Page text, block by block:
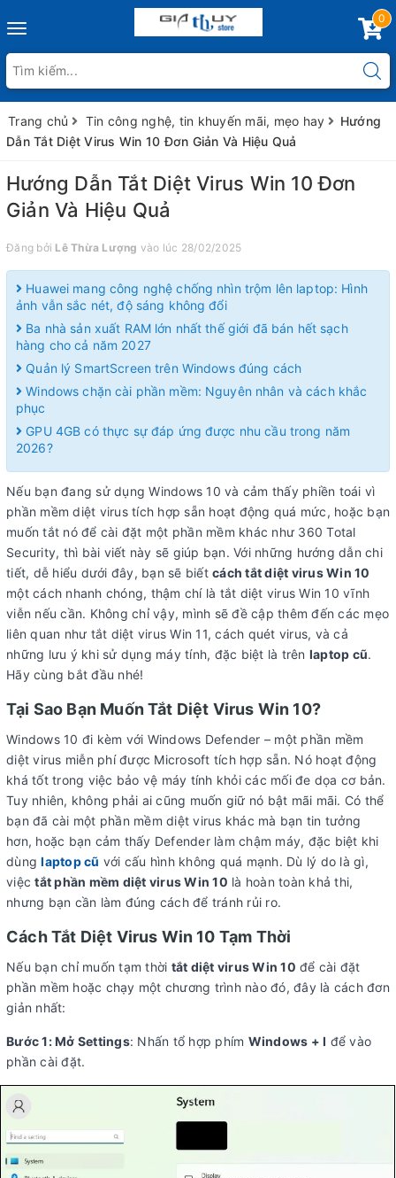
Toggle
0
Trang chủ Tin công nghệ, tin khuyến mãi, mẹo hay
Hướng
Dẫn Tắt Diệt Virus Win 10 Đơn Giản Và Hiệu Quả
Hướng Dẫn Tắt Diệt Virus Win 10 Đơn
Giản Và Hiệu Quả
Đăng bởi Lê Thừa Lượng vào lúc 28/02/2025
Huawei mang công nghệ chống nhìn trộm lên laptop: Hình
ảnh vẫn sắc nét, độ sáng không đổi
Ba nhà sản xuất RAM lớn nhất thế giới đã bán hết sạch
hàng cho cả năm 2027
Quản lý SmartScreen trên Windows đúng cách
Windows chặn cài phần mềm: Nguyên nhân và cách khắc
phục
GPU 4GB có thực sự đáp ứng được nhu cầu trong năm
2026?
Nếu bạn đang sử dụng Windows 10 và cảm thấy phiền toái vì
phần mềm diệt virus tích hợp sẵn hoạt động quá mức, hoặc bạn
muốn tắt nó để cài đặt một phần mềm khác như 360 Total
Security, thì bài viết này sẽ giúp bạn. Với những hướng dẫn chi
tiết, dễ hiểu dưới đây, bạn sẽ biết cách tắt diệt virus Win 10
một cách nhanh chóng, thậm chí là tắt diệt virus Win 10 vĩnh
viễn nếu cần. Không chỉ vậy, mình sẽ đề cập thêm đến các mẹo
liên quan như tắt diệt virus Win 11, cách quét virus, và cả
những lưu ý khi sử dụng máy tính, đặc biệt là trên laptop cũ.
Hãy cùng bắt đầu nhé!
Tại Sao Bạn Muốn Tắt Diệt Virus Win 10?
Windows 10 đi kèm với Windows Defender – một phần mềm
diệt virus miễn phí được Microsoft tích hợp sẵn. Nó hoạt động
khá tốt trong việc bảo vệ máy tính khỏi các mối đe dọa cơ bản.
Tuy nhiên, không phải ai cũng muốn giữ nó bật mãi mãi. Có thể
bạn đã cài một phần mềm diệt virus khác mà bạn tin tưởng
hơn, hoặc bạn cảm thấy Defender làm chậm máy, đặc biệt khi
dùnglaptop cũ với cấu hình không quá mạnh. Dù lý do là gì,
việctắt phần mềm diệt virus Win 10 là hoàn toàn khả thi,
nhưng bạn cần làm đúng cách để tránh rủi ro.
Cách Tắt Diệt Virus Win 10 Tạm Thời
Nếu bạn chỉ muốn tạm thời tắt diệt virus Win 10 để cài đặt
phần mềm hoặc chạy một chương trình nào đó, đây là cách đơn
giản nhất:
Bước 1: Mở Settings: Nhấn tổ hợp phím Windows + I để vào
phần cài đặt.